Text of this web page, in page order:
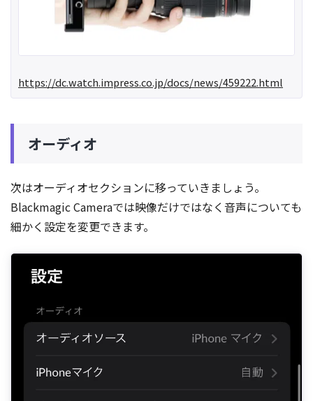
https://dc.watch.impress.co.jp/docs/news/459222.html
オーディオ
次はオーディオセクションに移っていきましょう。
Blackmagic Cameraでは映像だけではなく音声についても
細かく設定を変更できます。